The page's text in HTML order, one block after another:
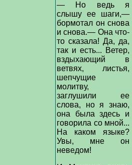
— Но ведь я
слышу ее шаги,—
бормотал он снова
и снова.— Она что-
то сказала! Да, да,
так и есть... Ветер,
вздыхающий в
ветвях, листья,
шепчущие
молитву,
заглушили ее
слова, но я знаю,
она была здесь и
говорила со мной...
На каком языке?
Увы, мне он
неведом!